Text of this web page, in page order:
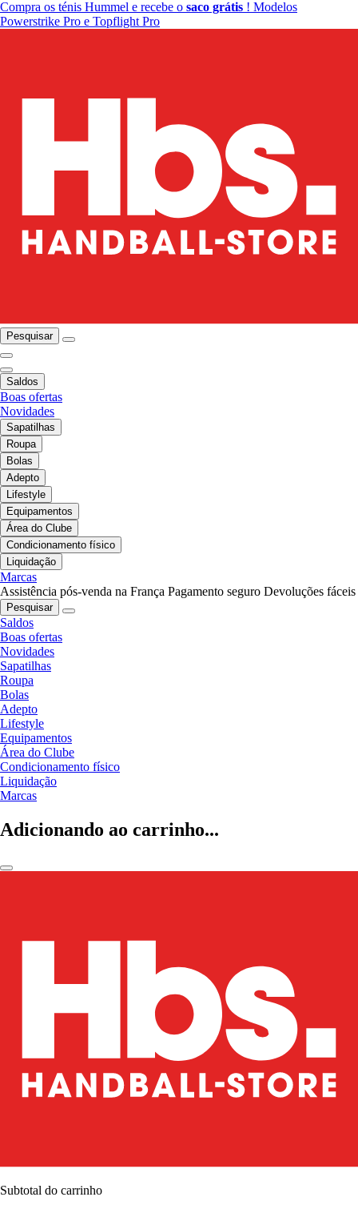
Compra os ténis Hummel e recebe o saco grátis ! Modelos
Powerstrike Pro e Topflight Pro
Pesquisar
Saldos
Boas ofertas
Novidades
Sapatilhas
Roupa
Bolas
Adepto
Lifestyle
Equipamentos
Área do Clube
Condicionamento físico
Liquidação
Marcas
Assistência pós-venda na França Pagamento seguro Devoluções fáceis
Pesquisar
Saldos
Boas ofertas
Novidades
Sapatilhas
Roupa
Bolas
Adepto
Lifestyle
Equipamentos
Área do Clube
Condicionamento físico
Liquidação
Marcas
Adicionando ao carrinho...
Subtotal do carrinho